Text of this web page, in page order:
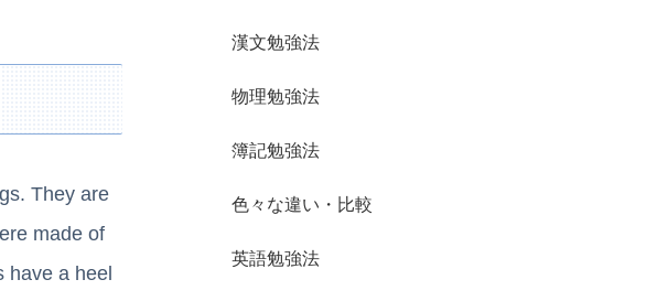
They are
made of
have a heel
漢文勉強法
物理勉強法
簿記勉強法
色々な違い・比較
英語勉強法